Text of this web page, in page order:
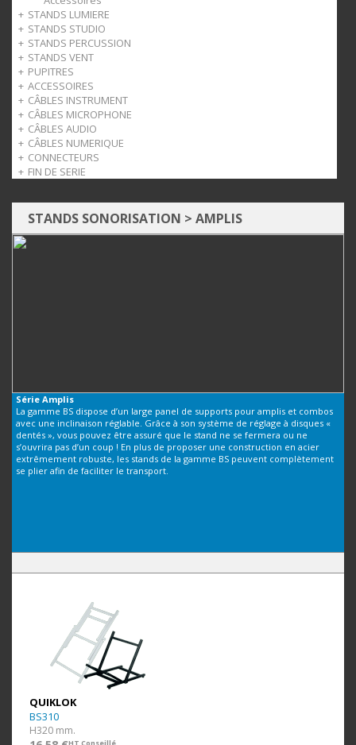
Accessoires
STANDS LUMIERE
Trépieds
Accessoires
STANDS STUDIO
Monitors
Racks
Mobilier
STANDS PERCUSSION
Accessoires pour batterie
STANDS VENT
Bois
Cuivre
PUPITRES
Léger
Orchestre
Accessoires
ACCESSOIRES
Casque
Pédales
Slatwall
CÂBLES INSTRUMENT
Strix
Just
Patch
CÂBLES MICROPHONE
Strix
Roksolid
Just
CÂBLES AUDIO
Strix
Roksolid
Just
CÂBLES NUMERIQUE
Strix
CONNECTEURS
Jack
FIN DE SERIE
Audio
STANDS SONORISATION > AMPLIS
Série Amplis
La gamme BS dispose d’un large panel de supports pour amplis et combos
avec une inclinaison réglable. Grâce à son système de réglage à disques «
dentés », vous pouvez être assuré que le stand ne se fermera ou ne
s’ouvrira pas d’un coup ! En plus de proposer une construction en acier
extrêmement robuste, les stands de la gamme BS peuvent complètement
se plier afin de faciliter le transport.
QUIKLOK
BS310
H320 mm.
HT Conseillé